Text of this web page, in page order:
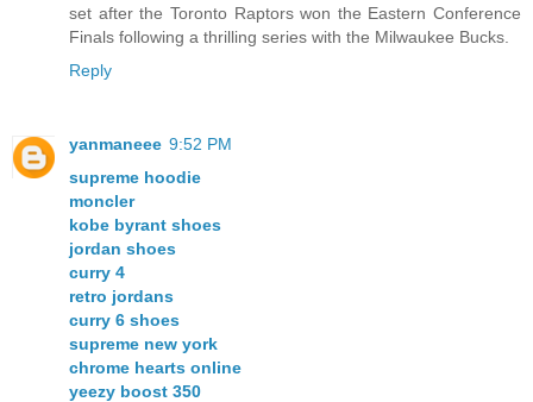
set after the Toronto Raptors won the Eastern Conference
Finals following a thrilling series with the Milwaukee Bucks.
Reply
yanmaneee 9:52 PM
supreme hoodie
moncler
kobe byrant shoes
jordan shoes
curry 4
retro jordans
curry 6 shoes
supreme new york
chrome hearts online
yeezy boost 350